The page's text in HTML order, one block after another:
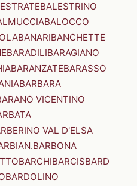
BALESTRINO
BALOCCO
BANARIBANCHETTE
BARADILIBARAGIANO
BARANZATEBARASSO
BARBARA
VICENTINO
VAL D'ELSA
BARBONA
BARCHIBARCISBARD
BARDOLINO